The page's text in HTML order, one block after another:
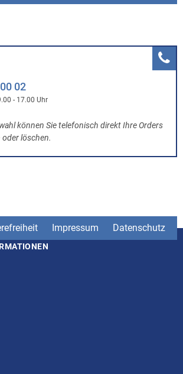
02
- 17.00 Uhr
können Sie telefonisch direkt Ihre Orders
löschen.
Impressum Datenschutz